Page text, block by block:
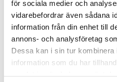
för sociala medier och
vidarebefordrar även sådana
information från din enhet till
annons- och analysföretag
Dessa kan i sin tur kombinera
information som du har
Mecmesin
Cone Probe från Mecmesin för
med dragprovare